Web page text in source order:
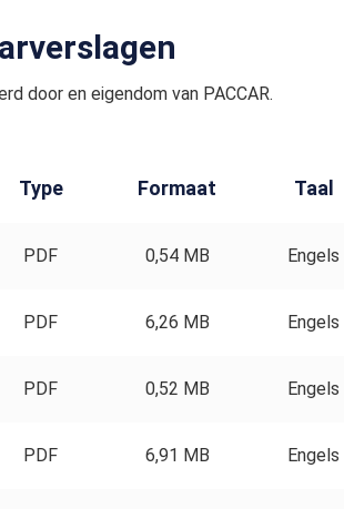
door en eigendom van PACCAR.
Type Formaat Taal
PDF 0,54 MB Engels
PDF 6,26 MB Engels
PDF 0,52 MB Engels
PDF 6,91 MB Engels